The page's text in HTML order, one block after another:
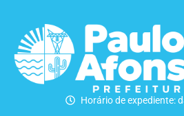
Horário de expediente: